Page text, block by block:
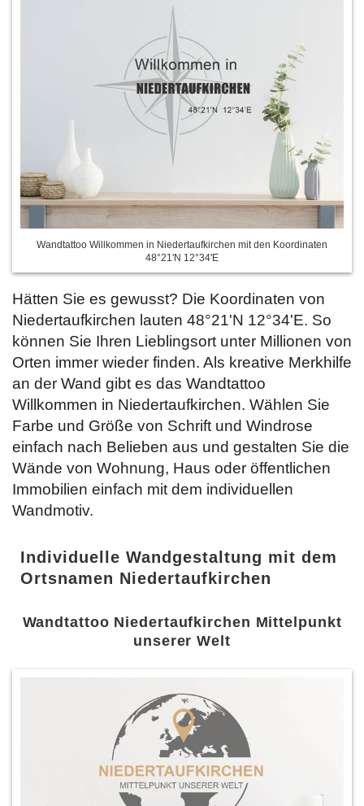
Wandtattoo Willkommen in Niedertaufkirchen mit den Koordinaten
48°21'N 12°34'E
Hätten Sie es gewusst? Die Koordinaten von
Niedertaufkirchen lauten 48°21'N 12°34'E. So
können Sie Ihren Lieblingsort unter Millionen von
Orten immer wieder finden. Als kreative Merkhilfe
an der Wand gibt es das Wandtattoo
Willkommen in Niedertaufkirchen. Wählen Sie
Farbe und Größe von Schrift und Windrose
einfach nach Belieben aus und gestalten Sie die
Wände von Wohnung, Haus oder öffentlichen
Immobilien einfach mit dem individuellen
Wandmotiv.
Individuelle Wandgestaltung mit dem
Ortsnamen Niedertaufkirchen
Wandtattoo Niedertaufkirchen Mittelpunkt
unserer Welt